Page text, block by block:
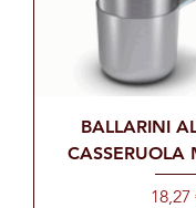
BALLARINI
CASSERUOLA
18,27